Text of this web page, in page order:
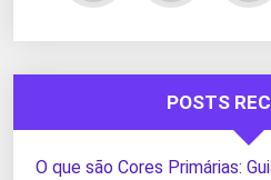
POSTS
O que são Cores Primárias: